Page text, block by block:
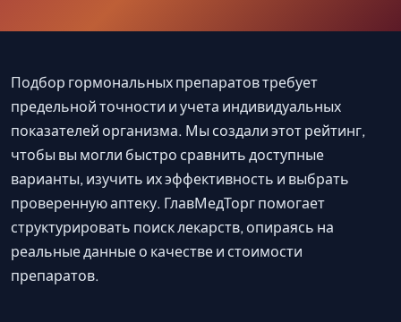
Подбор гормональных препаратов требует
предельной точности и учета индивидуальных
показателей организма. Мы создали этот рейтинг,
чтобы вы могли быстро сравнить доступные
варианты, изучить их эффективность и выбрать
проверенную аптеку. ГлавМедТорг помогает
структурировать поиск лекарств, опираясь на
реальные данные о качестве и стоимости
препаратов.